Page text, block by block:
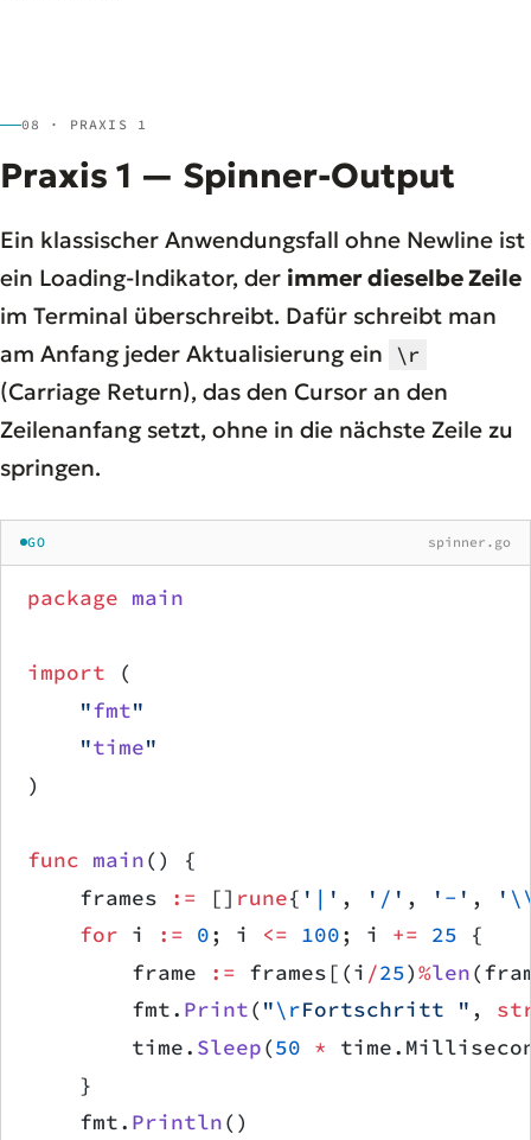
08 · PRAXIS 1
Praxis 1 — Spinner-Output
Ein klassischer Anwendungsfall ohne Newline ist
ein Loading-Indikator, der immer dieselbe Zeile
im Terminal überschreibt. Dafür schreibt man
am Anfang jeder Aktualisierung ein \r
(Carriage Return), das den Cursor an den
Zeilenanfang setzt, ohne in die nächste Zeile zu
springen.
GO spinner.go
package main
import (
    "
fmt"
    "
time"
)
func main() {
    frames
:= [] rune{ ' | ' , ' / ' , ' - ' , '
    for
i := 0; i <= 100; i += 25 {
        frame
:= frames[(i /25)%len
        fmt.
Print( "\rFortschritt " ,
        time.
Sleep(50 *
    }
    fmt.
Println()